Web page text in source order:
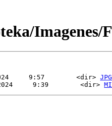
Imagenes/
9:57        <dir> JPG
2024     9:39        <dir>